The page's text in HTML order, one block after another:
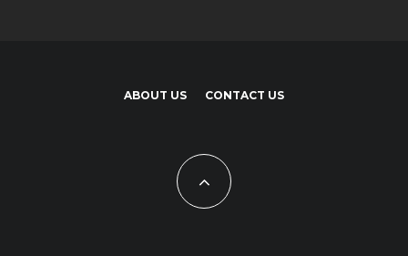
ABOUT US CONTACT US